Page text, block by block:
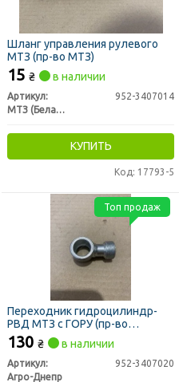
Шланг управления рулевого
МТЗ (пр-во МТЗ)
15 ₴ в наличии
Артикул:
952-3407014
МТЗ (Беларусь)
КУПИТЬ
Код: 17793-5
Переходник гидроцилиндр-
РВД МТЗ с ГОРУ (пр-во
Украина)
130 ₴ в наличии
Артикул:
952-3407020
Агро-Днепр
Топ продаж